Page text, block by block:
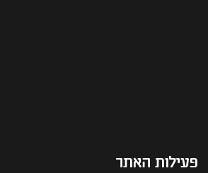
פעילות האתר